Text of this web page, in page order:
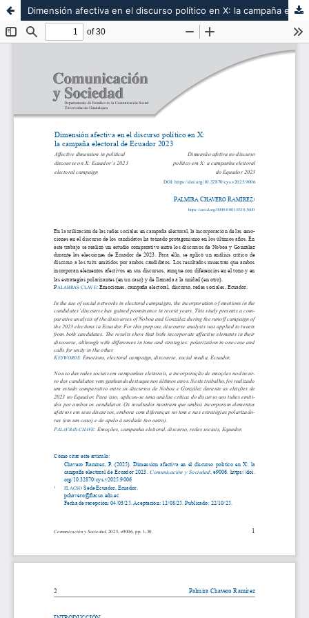
Dimensión afectiva en el discurso político en X: la campaña electoral de Ecuador 2023